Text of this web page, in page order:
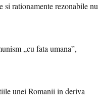
rationamente rezonabile nu
„cu fata umana”,
unei Romanii in deriva